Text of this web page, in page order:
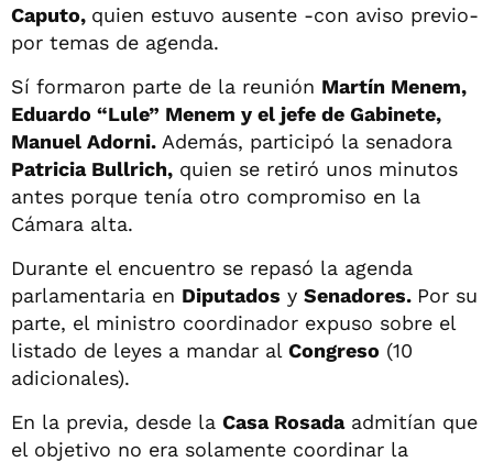
Caputo, quien estuvo ausente -con aviso previo-
por temas de agenda.
Sí formaron parte de la reunión Martín Menem,
Eduardo “Lule” Menem y el jefe de Gabinete,
Manuel Adorni. Además, participó la senadora
Patricia Bullrich, quien se retiró unos minutos
antes porque tenía otro compromiso en la
Cámara alta.
Durante el encuentro se repasó la agenda
parlamentaria en Diputados y Senadores. Por su
parte, el ministro coordinador expuso sobre el
listado de leyes a mandar al Congreso (10
adicionales).
En la previa, desde la Casa Rosadaadmitían que
el objetivo no era solamente coordinar la